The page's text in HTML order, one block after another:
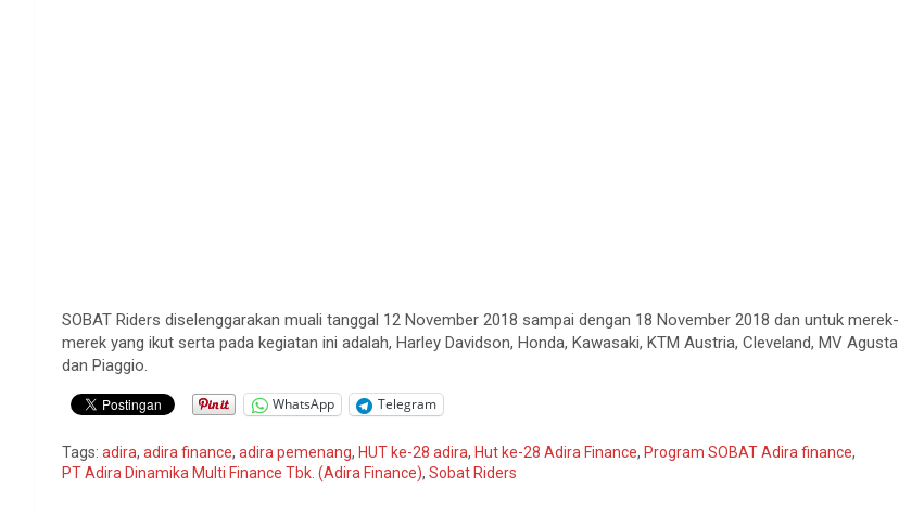
SOBAT Riders diselenggarakan muali tanggal 12 November 2018 sampai dengan 18 November 2018 dan untuk merek-
merek yang ikut serta pada kegiatan ini adalah, Harley Davidson, Honda, Kawasaki, KTM Austria, Cleveland, MV Agusta
dan Piaggio.
WhatsApp Telegram
Tags: adira, adira finance, adira pemenang, HUT ke-28 adira, Hut ke-28 Adira Finance, Program SOBAT Adira finance,
PT Adira Dinamika Multi Finance Tbk. (Adira Finance), Sobat Riders